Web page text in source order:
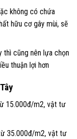
không có chứa
hữu cơ gây mùi, sẽ
thì cũng nên lựa chọn
thuận lợi hơn
15.000đ/m2, vật tư
35.000đ/m2, vật tư